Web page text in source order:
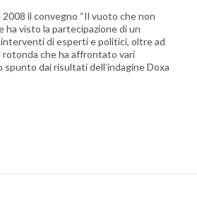
il convegno “Il vuoto che non
ha visto la partecipazione di un
di esperti e politici, oltre ad
rotonda che ha affrontato vari
dai risultati dell’indagine Doxa